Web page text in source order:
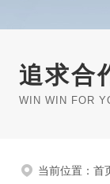
追求合
WIN WIN FOR
当前位置： 首